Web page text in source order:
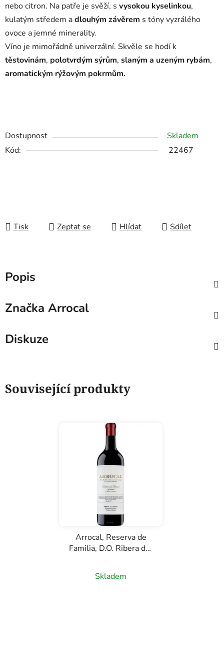
nebo citron. Na patře je svěží, s vysokou kyselinkou,
kulatým středem adlouhým závěrem s tóny vyzrálého
ovoce a jemné minerality.
Víno je mimořádně univerzální. Skvěle se hodí k
těstovinám, polotvrdým sýrům, slaným a uzeným rybám,
aromatickým rýžovým pokrmům.
Dostupnost
Skladem
Kód:
22467
Tisk Zeptat se Hlídat Sdílet
Popis
Značka Arrocal
Diskuze
Související produkty
Arrocal, Reserva de
Familia, D.O. Ribera del
0,75l
Skladem